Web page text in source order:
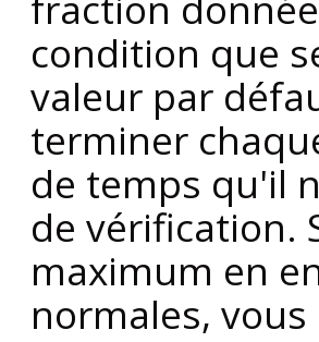
condition que
valeur par
terminer
de temps qu'il
de vérification.
maximum en
normales,